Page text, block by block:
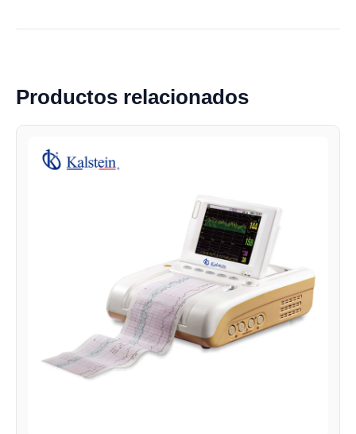
Productos relacionados